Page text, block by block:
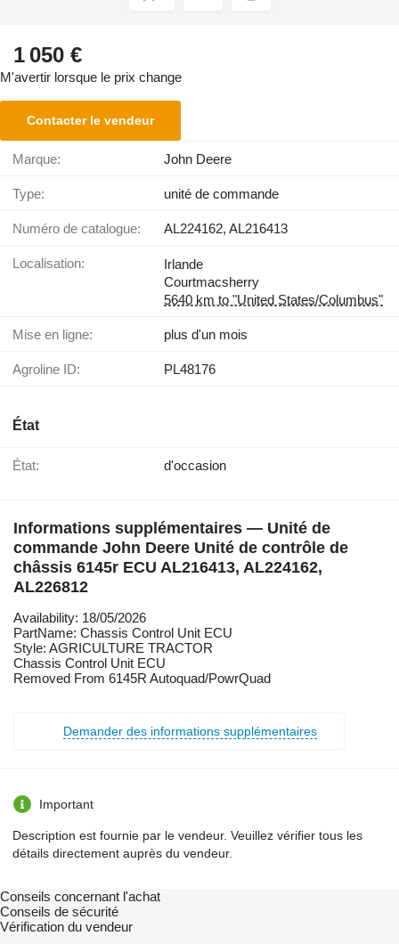
1 050 €
M'avertir lorsque le prix change
Contacter le vendeur
Marque: John Deere
Type: unité de commande
Numéro de catalogue: AL224162, AL216413
Localisation:
Irlande
Courtmacsherry
5640 km to "United States/Columbus"
Mise en ligne: plus d'un mois
Agroline ID: PL48176
État
État: d'occasion
Informations supplémentaires — Unité de
commande John Deere Unité de contrôle de
châssis 6145r ECU AL216413, AL224162,
AL226812
Availability: 18/05/2026
PartName: Chassis Control Unit ECU
Style: AGRICULTURE TRACTOR
Chassis Control Unit ECU
Removed From 6145R Autoquad/PowrQuad
Demander des informations supplémentaires
Important
Description est fournie par le vendeur. Veuillez vérifier tous les
détails directement auprès du vendeur.
Conseils concernant l'achat
Conseils de sécurité
Vérification du vendeur